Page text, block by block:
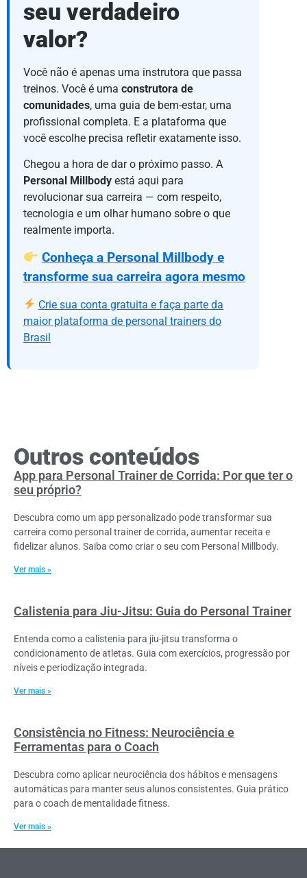
seu verdadeiro
valor?
Você não é apenas uma instrutora que passa
treinos. Você é uma construtora de
comunidades, uma guia de bem-estar, uma
profissional completa. E a plataforma que
você escolhe precisa refletir exatamente isso.
Chegou a hora de dar o próximo passo. A
Personal Millbody está aqui para
revolucionar sua carreira — com respeito,
tecnologia e um olhar humano sobre o que
realmente importa.
Conheça a Personal Millbody e
transforme sua carreira agora mesmo
Crie sua conta gratuita e faça parte da
maior plataforma de personal trainers do
Brasil
Outros conteúdos
App para Personal Trainer de Corrida: Por que ter o
seu próprio?
Descubra como um app personalizado pode transformar sua
carreira como personal trainer de corrida, aumentar receita e
fidelizar alunos. Saiba como criar o seu com Personal Millbody.
Ver mais »
Calistenia para Jiu-Jitsu: Guia do Personal Trainer
Entenda como a calistenia para jiu-jitsu transforma o
condicionamento de atletas. Guia com exercícios, progressão por
níveis e periodização integrada.
Ver mais »
Consistência no Fitness: Neurociência e
Ferramentas para o Coach
Descubra como aplicar neurociência dos hábitos e mensagens
automáticas para manter seus alunos consistentes. Guia prático
para o coach de mentalidade fitness.
Ver mais »